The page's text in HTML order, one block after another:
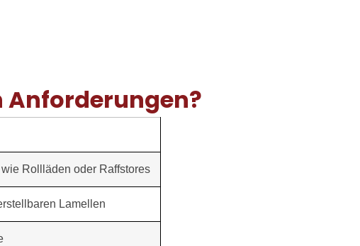
Anforderungen?
Rollläden oder Raffstores
Lamellen